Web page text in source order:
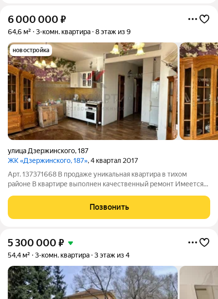
6 000 000 ₽
64,6 м² 3-комн. квартира 8 этаж из 9
новостройка
улица Дзержинского,187
ЖК «Дзержинского, 187», 4 квартал 2017
Арт. 137371668 В продаже уникальная квартира в тихом
районе В квартире выполнен качественный ремонт Имеется
одной из них имеется большая глубокая ниша под гардероб),
раздельный просторный
Позвонить
5 300 000 ₽
54,4 м² 3-комн. квартира 3 этаж из 4